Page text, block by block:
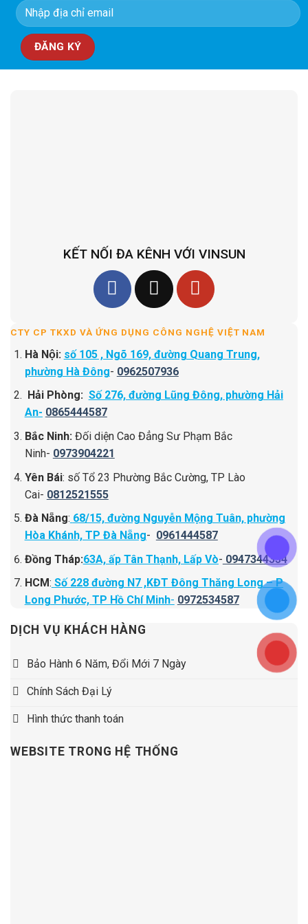
KẾT NỐI ĐA KÊNH VỚI VINSUN
CTY CP TKXD VÀ ỨNG DỤNG CÔNG NGHỆ VIỆT NAM
Hà Nội: số 105 , Ngõ 169, đường Quang Trung,
phường Hà Đông- 0962507936
Hải Phòng: Số 276, đường Lũng Đông, phường Hải
An- 0865444587
Bắc Ninh: Đối diện Cao Đẳng Sư Phạm Bắc
Ninh- 0973904221
Yên Bái: số Tổ 23 Phường Bắc Cường, TP Lào
Cai- 0812521555
Đà Nẵng: 68/15, đường Nguyễn Mộng Tuân, phường
Hòa Khánh, TP Đà Nẵng- 0961444587
Đồng Tháp:63A, ấp Tân Thạnh, Lấp Vò- 0947344334
HCM: Số 228 đường N7 ,KĐT Đông Thăng Long – P
Long Phước, TP Hồ Chí Minh- 0972534587
DỊCH VỤ KHÁCH HÀNG
Bảo Hành 6 Năm, Đổi Mới 7 Ngày
Chính Sách Đại Lý
Hình thức thanh toán
WEBSITE TRONG HỆ THỐNG